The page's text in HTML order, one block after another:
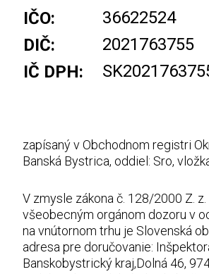
IČO:
36622524
DIČ:
2021763755
IČ DPH:
zapísaný v Obchodnom registri
Banská Bystrica, oddiel: Sro,
V zmysle zákona č. 128/2000 Z.
všeobecným orgánom dozoru v
na vnútornom trhu je Slovenská
adresa pre doručovanie:
Banskobystrický kraj,Dolná 46,